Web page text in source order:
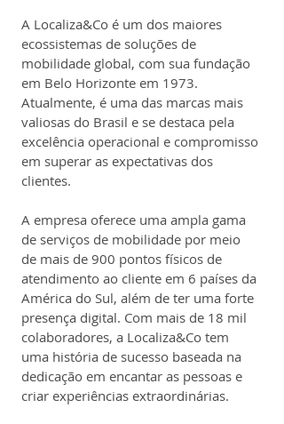
A Localiza&Co é um dos maiores
ecossistemas de soluções de
mobilidade global, com sua fundação
em Belo Horizonte em 1973.
Atualmente, é uma das marcas mais
valiosas do Brasil e se destaca pela
excelência operacional e compromisso
em superar as expectativas dos
clientes.
A empresa oferece uma ampla gama
de serviços de mobilidade por meio
de mais de 900 pontos físicos de
atendimento ao cliente em 6 países da
América do Sul, além de ter uma forte
presença digital. Com mais de 18 mil
colaboradores, a Localiza&Co tem
uma história de sucesso baseada na
dedicação em encantar as pessoas e
criar experiências extraordinárias.